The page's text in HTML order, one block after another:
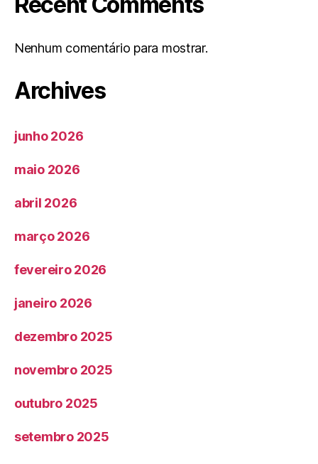
Nenhum comentário para mostrar.
Archives
junho 2026
maio 2026
abril 2026
março 2026
fevereiro 2026
janeiro 2026
dezembro 2025
novembro 2025
outubro 2025
setembro 2025